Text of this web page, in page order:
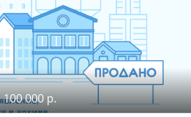
100 000 р.